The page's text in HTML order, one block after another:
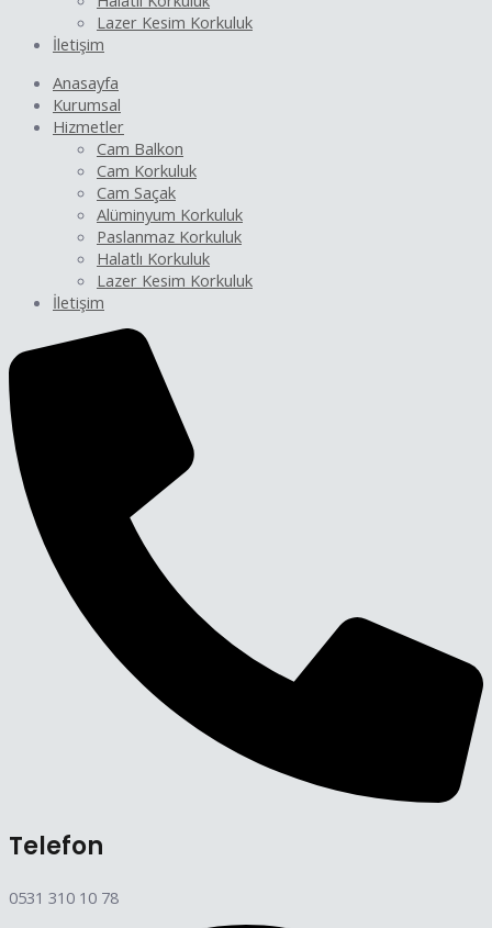
Lazer Kesim Korkuluk
İletişim
Anasayfa
Kurumsal
Hizmetler
Cam Balkon
Cam Korkuluk
Cam Saçak
Alüminyum Korkuluk
Paslanmaz Korkuluk
Halatlı Korkuluk
Lazer Kesim Korkuluk
İletişim
Telefon
0531 310 10 78